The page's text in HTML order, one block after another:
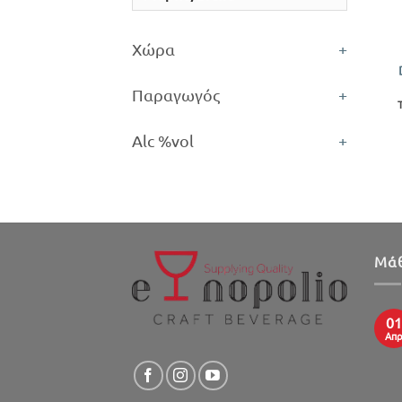
Χώρα +
Παραγωγός +
Alc %vol +
01
Απρ